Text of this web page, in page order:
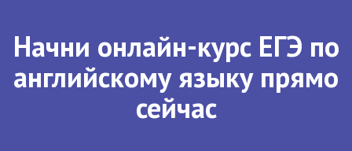
Начни онлайн-курс ЕГЭ по
английскому языку прямо
сейчас